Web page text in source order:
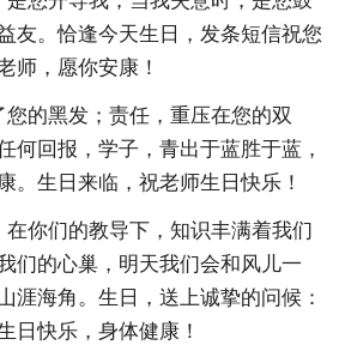
友。恰逢今天生日，发条短信祝您
师，愿你安康！
的黑发；责任，重压在您的双
何回报，学子，青出于蓝胜于蓝，
。生日来临，祝老师生日快乐！
你们的教导下，知识丰满着我们
们的心巢，明天我们会和风儿一
涯海角。生日，送上诚挚的问候：
日快乐，身体健康！